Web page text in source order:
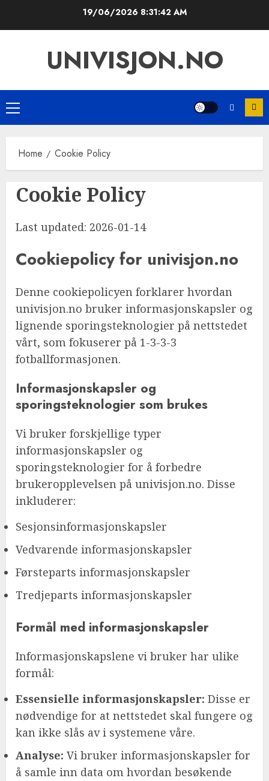
19/06/2026 8:31:43 AM
UNIVISJON.NO
Primary
Menu
Home Cookie Policy
Cookie Policy
Last updated: 2026-01-14
Cookiepolicy for univisjon.no
Denne cookiepolicyen forklarer hvordan
univisjon.no bruker informasjonskapsler og
lignende sporingsteknologier på nettstedet
vårt, som fokuserer på 1-3-3-3
fotballformasjonen.
Informasjonskapsler og
sporingsteknologier som brukes
Vi bruker forskjellige typer
informasjonskapsler og
sporingsteknologier for å forbedre
brukeropplevelsen på univisjon.no. Disse
inkluderer:
Sesjonsinformasjonskapsler
Vedvarende informasjonskapsler
Førsteparts informasjonskapsler
Tredjeparts informasjonskapsler
Formål med informasjonskapsler
Informasjonskapslene vi bruker har ulike
formål:
Essensielle informasjonskapsler: Disse er
nødvendige for at nettstedet skal fungere og
kan ikke slås av i systemene våre.
Analyse: Vi bruker informasjonskapsler for
å samle inn data om hvordan besøkende